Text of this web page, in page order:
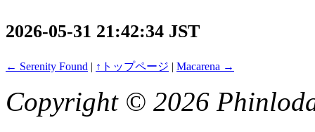
2026-05-31 21:42:34 JST
← Serenity Found | ↑トップページ | Macarena →
Copyright © 2026